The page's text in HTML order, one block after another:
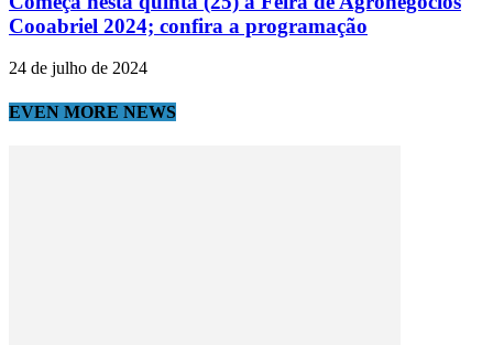
Cooabriel 2024; confira a programação
24 de julho de 2024
EVEN MORE NEWS